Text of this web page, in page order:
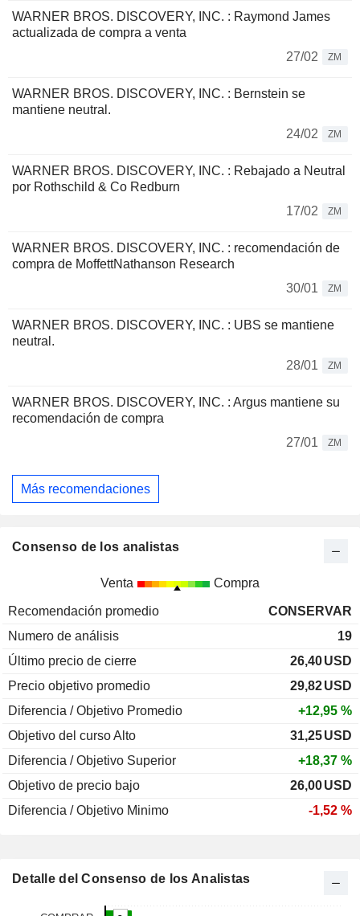
WARNER BROS. DISCOVERY, INC. : Raymond James
actualizada de compra a venta
27/02
ZM
WARNER BROS. DISCOVERY, INC. : Bernstein se
mantiene neutral.
24/02
ZM
WARNER BROS. DISCOVERY, INC. : Rebajado a Neutral
por Rothschild & Co Redburn
17/02
ZM
WARNER BROS. DISCOVERY, INC. : recomendación de
compra de MoffettNathanson Research
30/01
ZM
WARNER BROS. DISCOVERY, INC. : UBS se mantiene
neutral.
28/01
ZM
WARNER BROS. DISCOVERY, INC. : Argus mantiene su
recomendación de compra
27/01
ZM
Más recomendaciones
Consenso de los analistas
Venta Compra
Recomendación promedio
CONSERVAR
Numero de análisis
19
Último precio de cierre
26,40USD
Precio objetivo promedio
29,82USD
Diferencia / Objetivo Promedio
+12,95 %
Objetivo del curso Alto
31,25USD
Diferencia / Objetivo Superior
+18,37 %
Objetivo de precio bajo
26,00USD
Diferencia / Objetivo Minimo
-1,52 %
Detalle del Consenso de los Analistas